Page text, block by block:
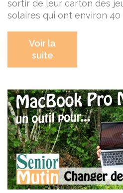
sortir de leur carton des
solaires qui ont environ 40
Voir la
suite